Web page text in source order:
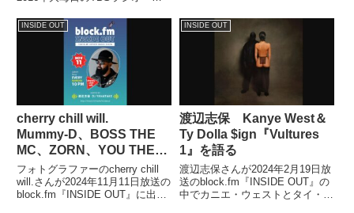
していました。（DJ
YANATAKE）とにかく年末年
始、忙しいというかイベントも目
白押しで。大晦日、...
CARRIAGES』についてトーク。
カントリー・アルバムだと噂され
ている『Renaissance ACT II』な
どについても話していました。
INSIDE OUT
cherry chill will.
Mummy-D、BOSS THE
MC、ZORN、YOU THE
ROCK★、OMSB談笑写真
を語る
フォトグラファーのcherry chill
will.さんが2024年11月11日放送の
block.fm『INSIDE OUT』に出
INSIDE OUT
渡辺志保 Kanye West＆
Ty Dolla $ign『Vultures
1』を語る
渡辺志保さんが2024年2月19日放
送のblock.fm『INSIDE OUT』の
中でカニエ・ウェストとタイ・ダ